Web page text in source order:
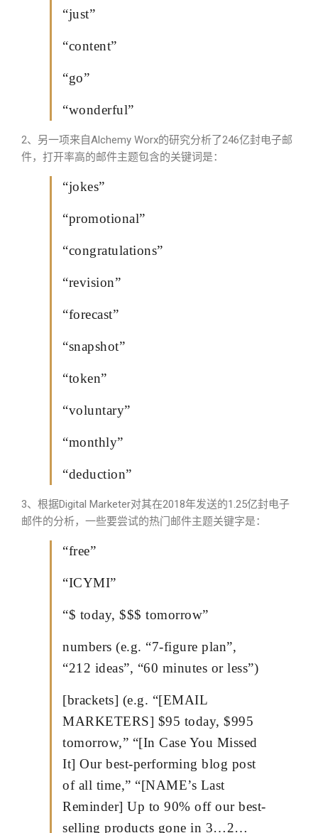
“just”
“content”
“go”
“wonderful”
2、另一项来自Alchemy Worx的研究分析了246亿封电子邮
件，打开率高的邮件主题包含的关键词是：
“jokes”
“promotional”
“congratulations”
“revision”
“forecast”
“snapshot”
“token”
“voluntary”
“monthly”
“deduction”
3、根据Digital Marketer对其在2018年发送的1.25亿封电子
邮件的分析，一些要尝试的热门邮件主题关键字是：
“free”
“ICYMI”
“$ today, $$$ tomorrow”
numbers (e.g. “7-figure plan”,
“212 ideas”, “60 minutes or less”)
[brackets] (e.g. “[EMAIL
MARKETERS] $95 today, $995
tomorrow,” “[In Case You Missed
It] Our best-performing blog post
of all time,” “[NAME’s Last
Reminder] Up to 90% off our best-
selling products gone in 3…2…